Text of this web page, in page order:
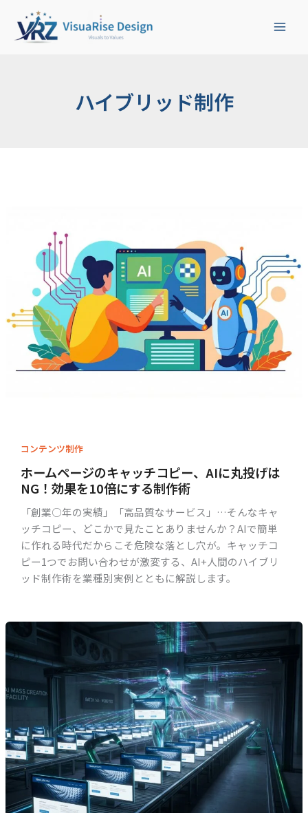
ハイブリッド制作
コンテンツ制作
ホームページのキャッチコピー、AIに丸投げは
NG！効果を10倍にする制作術
「創業○年の実績」「高品質なサービス」…そんなキャ
ッチコピー、どこかで見たことありませんか？AIで簡単
に作れる時代だからこそ危険な落とし穴が。キャッチコ
ピー1つでお問い合わせが激変する、AI+人間のハイブリ
ッド制作術を業種別実例とともに解説します。
索